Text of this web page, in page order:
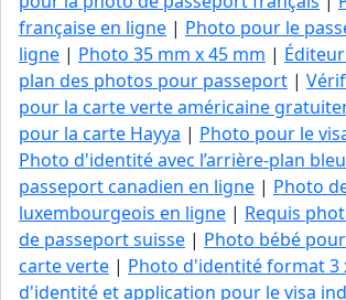
française en ligne | Photo pour le
ligne | Photo 35 mm x 45 mm |
plan des photos pour passeport |
pour la carte verte américaine
pour la carte Hayya | Photo pour le
Photo d'identité avec l’arrière-plan bleu
passeport canadien en ligne | Photo
luxembourgeois en ligne | Requis
de passeport suisse | Photo bébé
carte verte | Photo d'identité format 3
d'identité et application pour le visa